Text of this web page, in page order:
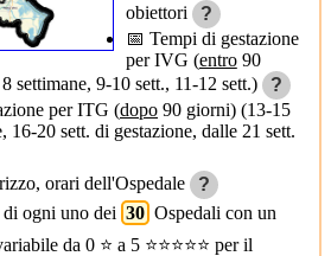
obiettori
?
📅 Tempi di gestazione
per IVG (entro90
settimane, 9-10 sett., 11-12 sett.)
?
per ITG (dopo 90 giorni) (13-15
16-20 sett. di gestazione, dalle 21 sett.
orari dell'Ospedale
?
ogni uno dei 30 Ospedali con un
da 0 ⭐ a 5 ⭐⭐⭐⭐⭐ per il